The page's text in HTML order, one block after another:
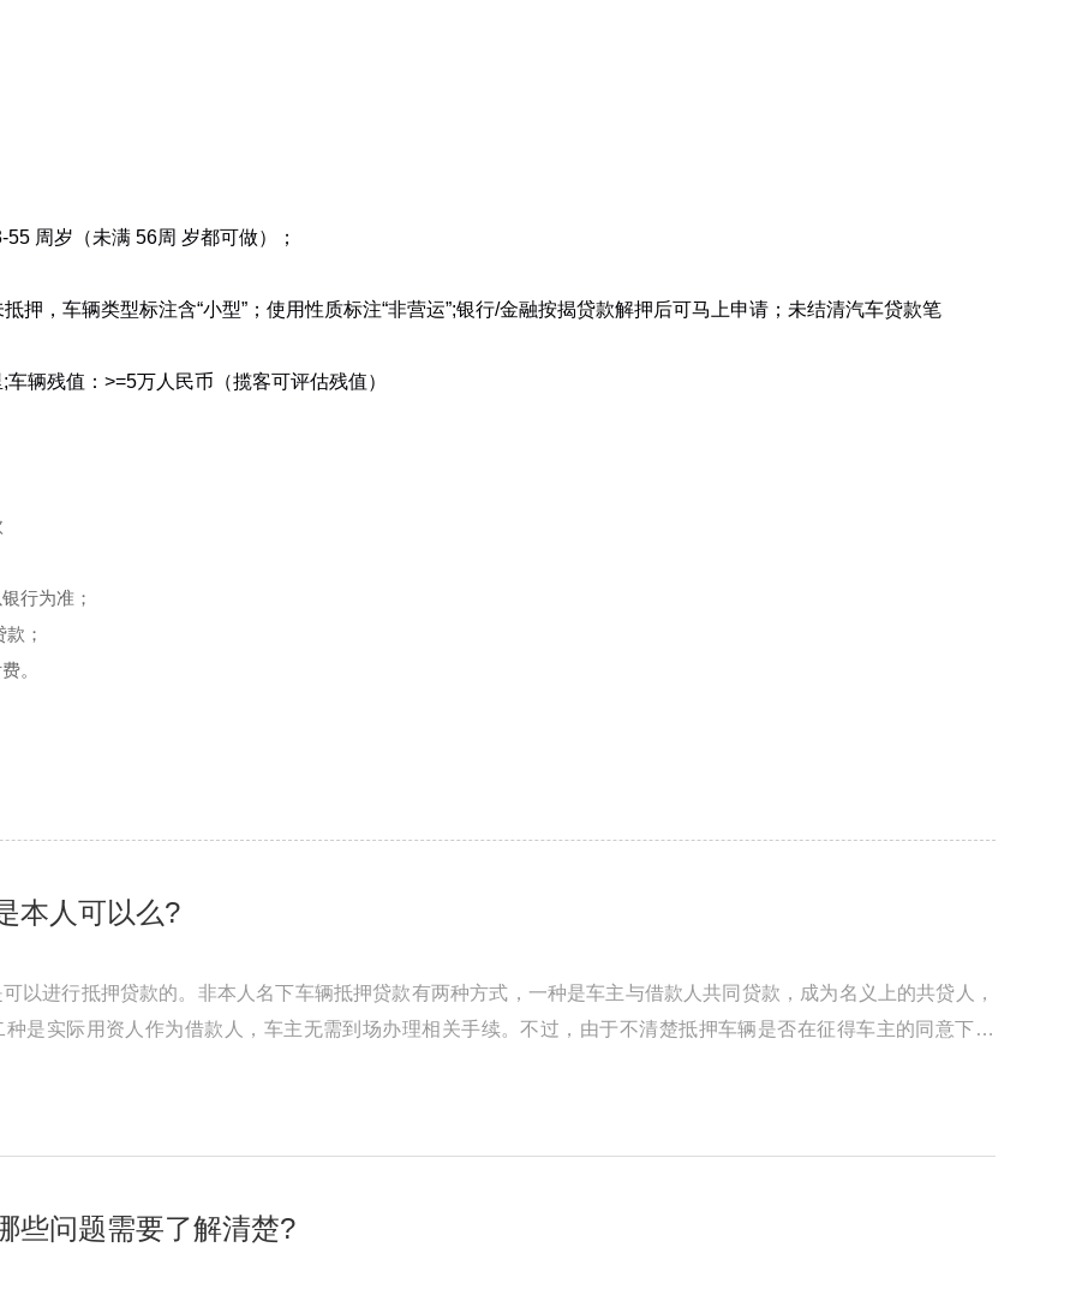
周岁（未满 56周 岁都可做）；
押，车辆类型标注含“小型”；使用性质标注“非营运”;银行/金融按揭贷款解押后可马上申请；未结清汽车贷款笔
辆残值：>=5万人民币（揽客可评估残值）
行为准；
；
。
本人可以么?
以进行抵押贷款的。非本人名下车辆抵押贷款有两种方式，一种是车主与借款人共同贷款，成为名义上的共贷人，
是实际用资人作为借款人，车主无需到场办理相关手续。不过，由于不清楚抵押车辆是否在征得车主的同意下进
些问题需要了解清楚?